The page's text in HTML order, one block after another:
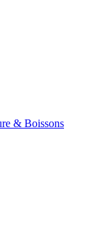
& Boissons